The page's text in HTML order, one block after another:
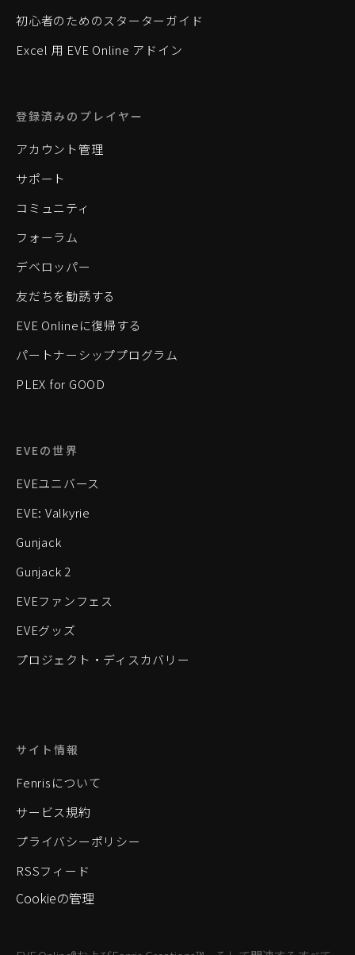
初心者のためのスターターガイド
Excel 用 EVE Online アドイン
登録済みのプレイヤー
アカウント管理
サポート
コミュニティ
フォーラム
デベロッパー
友だちを勧誘する
EVE Onlineに復帰する
パートナーシッププログラム
PLEX for GOOD
EVEの世界
EVEユニバース
EVE: Valkyrie
Gunjack
Gunjack 2
EVEファンフェス
EVEグッズ
プロジェクト・ディスカバリー
サイト情報
Fenrisについて
サービス規約
プライバシーポリシー
RSSフィード
Cookieの管理